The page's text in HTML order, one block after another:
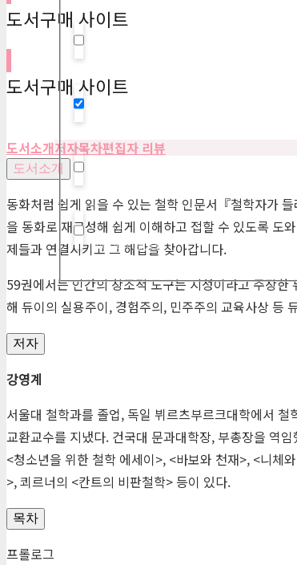
Hidden label
도서구매 사이트
도서구매 사이트
도서소개저자목차편집자 리뷰
도서소개
동화처럼 쉽게 읽을 수 있는 철학 인문서『철학자가
을 동화로 재구성해 쉽게 이해하고 접할 수 있도록 도
제들과 연결시키고 그 해답을 찾아갑니다.
59권에서는 인간의 창조적 도구는 지성이라고 주장
해 듀이의 실용주이, 경험주의, 민주주의 교육사상 등
저자
강영계
서울대 철학과를 졸업, 독일 뷔르츠부르크대학에서
교환교수를 지냈다. 건국대 문과대학장, 부총장을 역
<청소년을 위한 철학 에세이>, <바보와 천재>, <니체
>, 쾨르너의 <칸트의 비판철학> 등이 있다.
목차
프롤로그